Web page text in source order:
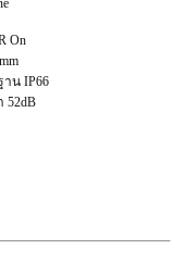
On
าน IP66